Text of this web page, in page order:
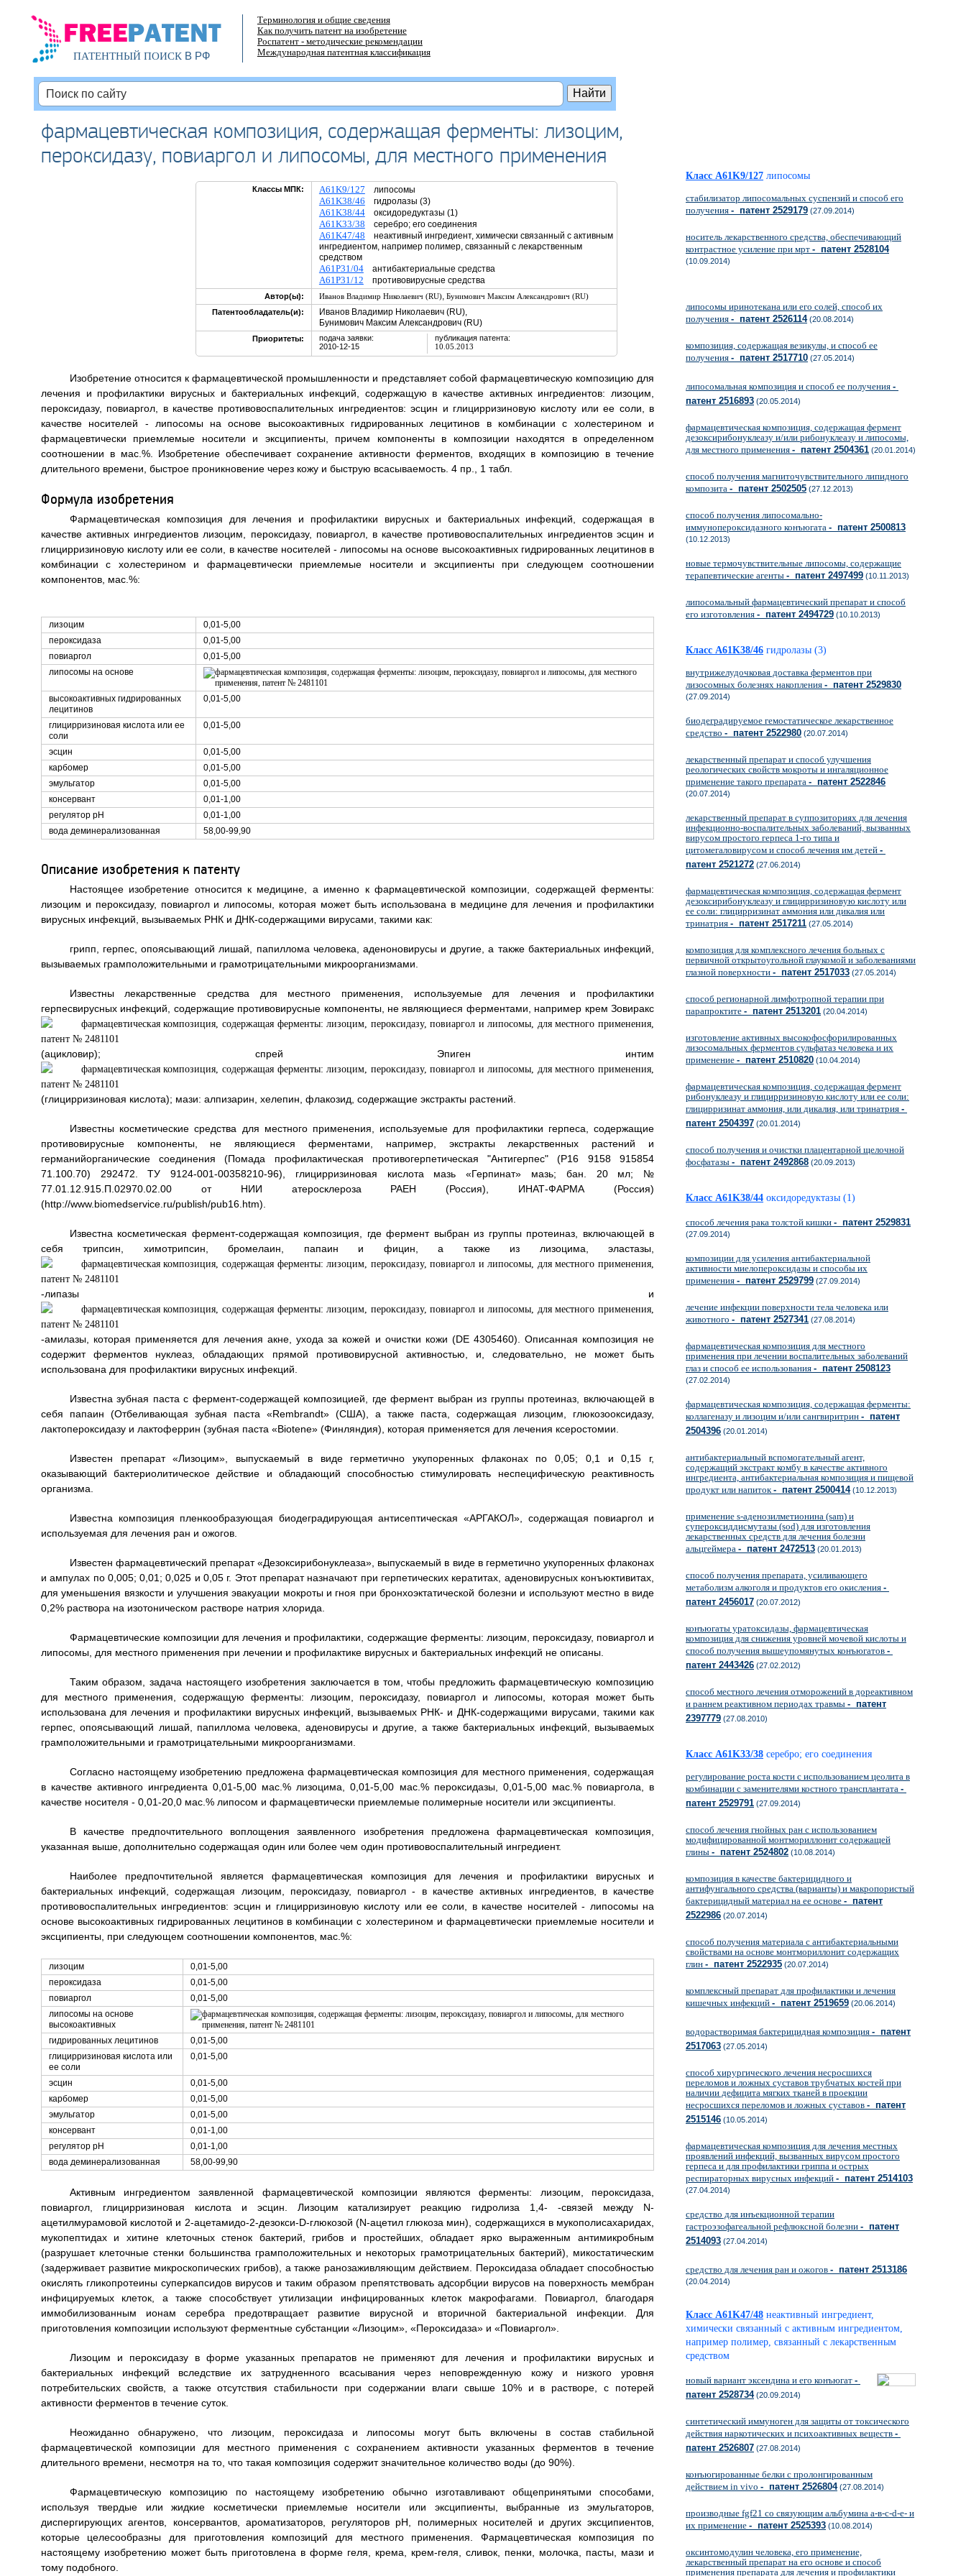
ПАТЕНТНЫЙ ПОИСКВ РФ
Терминология и общие сведения
Как получить патент на изобретение
Роспатент - методические рекомендации
Международная патентная классификация
фармацевтическая композиция, содержащая ферменты: лизоцим,
пероксидазу, повиаргол и липосомы, для местного применения
Классы МПК: A61K9/127 липосомы
A61K38/46 гидролазы (3)
A61K38/44оксидоредуктазы (1)
A61K33/38 серебро; его соединения
A61K47/48 неактивный ингредиент, химически связанный с активным
ингредиентом, например полимер, связанный с лекарственным
средством
A61P31/04антибактериальные средства
A61P31/12 противовирусные средства
Автор(ы): Иванов Владимир Николаевич (RU), Бунимович Максим Александрович (RU)
Патентообладатель(и):
Иванов Владимир Николаевич (RU),
Бунимович Максим Александрович (RU)
Приоритеты:
подача заявки:
2010-12-15
публикация патента:
10.05.2013
Изобретение относится к фармацевтической промышленности и представляет собой фармацевтическую композицию для
лечения и профилактики вирусных и бактериальных инфекций, содержащую в качестве активных ингредиентов: лизоцим,
пероксидазу, повиаргол, в качестве противовоспалительных ингредиентов: эсцин и глицирризиновую кислоту или ее соли, в
качестве носителей - липосомы на основе высокоактивных гидрированных лецитинов в комбинации с холестерином и
фармацевтически приемлемые носители и эксципиенты, причем компоненты в композиции находятся в определенном
соотношении в мас.%. Изобретение обеспечивает сохранение активности ферментов, входящих в композицию в течение
длительного времени, быстрое проникновение через кожу и быструю всасываемость. 4 пр., 1 табл.
Формула изобретения
Фармацевтическая композиция для лечения и профилактики вирусных и бактериальных инфекций, содержащая в
качестве активных ингредиентов лизоцим, пероксидазу, повиаргол, в качестве противовоспалительных ингредиентов эсцин и
глицирризиновую кислоту или ее соли, в качестве носителей - липосомы на основе высокоактивных гидрированных лецитинов в
комбинации с холестерином и фармацевтически приемлемые носители и эксципиенты при следующем соотношении
компонентов, мас.%:
лизоцим
0,01-5,00
пероксидаза
0,01-5,00
повиаргол
0,01-5,00
липосомы на основе
высокоактивных гидрированных
лецитинов
0,01-5,00
глицирризиновая кислота или ее
соли
0,01-5,00
эсцин
0,01-5,00
карбомер
0,01-5,00
эмульгатор
0,01-5,00
консервант
0,01-1,00
регулятор рН
0,01-1,00
вода деминерализованная
58,00-99,90
Описание изобретения к патенту
Настоящее изобретение относится к медицине, а именно к фармацевтической композиции, содержащей ферменты:
лизоцим и пероксидазу, повиаргол и липосомы, которая может быть использована в медицине для лечения и профилактики
вирусных инфекций, вызываемых РНК и ДНК-содержащими вирусами, такими как:
грипп, герпес, опоясывающий лишай, папиллома человека, аденоновирусы и другие, а также бактериальных инфекций,
вызываемых грамположительными и грамотрицательными микроорганизмами.
Известны лекарственные средства для местного применения, используемые для лечения и профилактики
герпесвирусных инфекций, содержащие противовирусные компоненты, не являющиеся ферментами, например крем Зовиракс
(ацикловир); спрей Эпиген интим
(глицирризиновая кислота); мази: алпизарин, хелепин, флакозид, содержащие экстракты растений.
Известны косметические средства для местного применения, используемые для профилактики герпеса, содержащие
противовирусные компоненты, не являющиеся ферментами, например, экстракты лекарственных растений и
германийорганические соединения (Помада профилактическая противогерпетическая "Антигерпес" (Р16 9158 915854
71.100.70) 292472. ТУ 9124-001-00358210-96), глицирризиновая кислота мазь «Герпинат» мазь; бан. 20 мл; №
77.01.12.915.П.02970.02.00 от НИИ атеросклероза РАЕН (Россия), ИНАТ-ФАРМА (Россия)
(http://www.biomedservice.ru/publish/pub16.htm).
Известна косметическая фермент-содержащая композиция, где фермент выбран из группы протеиназ, включающей в
себя трипсин, химотрипсин, бромелаин, папаин и фицин, а также из лизоцима, эластазы,
-липазы и
-амилазы, которая применяется для лечения акне, ухода за кожей и очистки кожи (DE 4305460). Описанная композиция не
содержит ферментов нуклеаз, обладающих прямой противовирусной активностью, и, следовательно, не может быть
использована для профилактики вирусных инфекций.
Известна зубная паста с фермент-содержащей композицией, где фермент выбран из группы протеиназ, включающей в
себя папаин (Отбеливающая зубная паста «Rembrandt» (США), а также паста, содержащая лизоцим, глюкозооксидазу,
лактопероксидазу и лактоферрин (зубная паста «Biotene» (Финляндия), которая применяется для лечения ксеростомии.
Известен препарат «Лизоцим», выпускаемый в виде герметично укупоренных флаконах по 0,05; 0,1 и 0,15 г,
оказывающий бактериолитическое действие и обладающий способностью стимулировать неспецифическую реактивность
организма.
Известна композиция пленкообразующая биодеградирующая антисептическая «АРГАКОЛ», содержащая повиаргол и
используемая для лечения ран и ожогов.
Известен фармацевтический препарат «Дезоксирибонуклеаза», выпускаемый в виде в герметично укупоренных флаконах
и ампулах по 0,005; 0,01; 0,025 и 0,05 г. Этот препарат назначают при герпетических кератитах, аденовирусных конъюктивитах,
для уменьшения вязкости и улучшения эвакуации мокроты и гноя при бронхоэктатической болезни и используют местно в виде
0,2% раствора на изотоническом растворе натрия хлорида.
Фармацевтические композиции для лечения и профилактики, содержащие ферменты: лизоцим, пероксидазу, повиаргол и
липосомы, для местного применения при лечении и профилактике вирусных и бактериальных инфекций не описаны.
Таким образом, задача настоящего изобретения заключается в том, чтобы предложить фармацевтическую композицию
для местного применения, содержащую ферменты: лизоцим, пероксидазу, повиаргол и липосомы, которая может быть
использована для лечения и профилактики вирусных инфекций, вызываемых РНК- и ДНК-содержащими вирусами, такими как
герпес, опоясывающий лишай, папиллома человека, аденовирусы и другие, а также бактериальных инфекций, вызываемых
грамположительными и грамотрицательными микроорганизмами.
Согласно настоящему изобретению предложена фармацевтическая композиция для местного применения, содержащая
в качестве активного ингредиента 0,01-5,00 мас.% лизоцима, 0,01-5,00 мас.% пероксидазы, 0,01-5,00 мас.% повиаргола, в
качестве носителя - 0,01-20,0 мас.% липосом и фармацевтически приемлемые полимерные носители или эксципиенты.
В качестве предпочтительного воплощения заявленного изобретения предложена фармацевтическая композиция,
указанная выше, дополнительно содержащая один или более чем один противовоспалительный ингредиент.
Наиболее предпочтительной является фармацевтическая композиция для лечения и профилактики вирусных и
бактериальных инфекций, содержащая лизоцим, пероксидазу, повиаргол - в качестве активных ингредиентов, в качестве
противовоспалительных ингредиентов: эсцин и глицирризиновую кислоту или ее соли, в качестве носителей - липосомы на
основе высокоактивных гидрированных лецитинов в комбинации с холестерином и фармацевтически приемлемые носители и
эксципиенты, при следующем соотношении компонентов, мас.%:
лизоцим
0,01-5,00
пероксидаза
0,01-5,00
повиаргол
0,01-5,00
липосомы на основе
высокоактивных
гидрированных лецитинов
0,01-5,00
глицирризиновая кислота или
ее соли
0,01-5,00
эсцин
0,01-5,00
карбомер
0,01-5,00
эмульгатор
0,01-5,00
консервант
0,01-1,00
регулятор рН
0,01-1,00
вода деминерализованная
58,00-99,90
Активным ингредиентом заявленной фармацевтической композиции являются ферменты: лизоцим, пероксидаза,
повиаргол, глицирризиновая кислота и эсцин. Лизоцим катализирует реакцию гидролиза 1,4- -связей между N-
ацетилмурамовой кислотой и 2-ацетамидо-2-дезокси-D-глюкозой (N-ацетил глюкоза мин), содержащихся в мукополисахаридах,
мукопептидах и хитине клеточных стенок бактерий, грибов и простейших, обладает ярко выраженным антимикробным
(разрушает клеточные стенки большинства грамположительных и некоторых грамотрицательных бактерий), микостатическим
(задерживает развитие микроскопических грибов), а также ранозаживляющим действием. Пероксидаза обладает способностью
окислять гликопротеины суперкапсидов вирусов и таким образом препятствовать адсорбции вирусов на поверхность мембран
инфицируемых клеток, а также способствует утилизации инфицированных клеток макрофагами. Повиаргол, благодаря
иммобилизованным ионам серебра предотвращает развитие вирусной и вторичной бактериальной инфекции. Для
приготовления композиции используют ферментные субстанции «Лизоцим», «Пероксидаза» и «Повиаргол».
Лизоцим и пероксидазу в форме указанных препаратов не применяют для лечения и профилактики вирусных и
бактериальных инфекций вследствие их затрудненного всасывания через неповрежденную кожу и низкого уровня
потребительских свойств, а также отсутствия стабильности при содержании влаги свыше 10% и в растворе, с потерей
активности ферментов в течение суток.
Неожиданно обнаружено, что лизоцим, пероксидаза и липосомы могут быть включены в состав стабильной
фармацевтической композиции для местного применения с сохранением активности указанных ферментов в течение
длительного времени, несмотря на то, что такая композиция содержит значительное количество воды (до 90%).
Фармацевтическую композицию по настоящему изобретению обычно изготавливают общепринятыми способами,
используя твердые или жидкие косметически приемлемые носители или эксципиенты, выбранные из эмульгаторов,
диспергирующих агентов, консервантов, ароматизаторов, регуляторов рН, полимерных носителей и других эксципиентов,
которые целесообразны для приготовления композиций для местного применения. Фармацевтическая композиция по
настоящему изобретению может быть приготовлена в форме геля, крема, крем-геля, сливок, пенки, молочка, пасты, мази и
тому подобного.
Класс A61K9/127 липосомы
стабилизатор липосомальных суспензий и способ его
получения - патент 2529179 (27.09.2014)
носитель лекарственного средства, обеспечивающий
контрастное усиление при мрт - патент 2528104
(10.09.2014)
липосомы иринотекана или его солей, способ их
получения - патент 2526114(20.08.2014)
композиция, содержащая везикулы, и способ ее
получения - патент 2517710 (27.05.2014)
липосомальная композиция и способ ее получения -
патент 2516893 (20.05.2014)
фармацевтическая композиция, содержащая фермент
дезоксирибонуклеазу и/или рибонуклеазу и липосомы,
для местного применения - патент 2504361 (20.01.2014)
способ получения магниточувствительного липидного
композита - патент 2502505 (27.12.2013)
способ получения липосомально-
иммунопероксидазного конъюгата - патент 2500813
(10.12.2013)
новые термочувствительные липосомы, содержащие
терапевтические агенты - патент 2497499 (10.11.2013)
липосомальный фармацевтический препарат и способ
его изготовления - патент 2494729 (10.10.2013)
Класс A61K38/46 гидролазы (3)
внутрижелудочковая доставка ферментов при
лизосомных болезнях накопления - патент 2529830
(27.09.2014)
биодеградируемое гемостатическое лекарственное
средство - патент 2522980 (20.07.2014)
лекарственный препарат и способ улучшения
реологических свойств мокроты и ингаляционное
применение такого препарата - патент 2522846
(20.07.2014)
лекарственный препарат в суппозиториях для лечения
инфекционно-воспалительных заболеваний, вызванных
вирусом простого герпеса 1-го типа и
цитомегаловирусом и способ лечения им детей -
патент 2521272 (27.06.2014)
фармацевтическая композиция, содержащая фермент
дезоксирибонуклеазу и глицирризиновую кислоту или
ее соли: глицирризинат аммония или дикалия или
тринатрия - патент 2517211 (27.05.2014)
композиция для комплексного лечения больных с
первичной открытоугольной глаукомой и заболеваниями
глазной поверхности - патент 2517033 (27.05.2014)
способ регионарной лимфотропной терапии при
парапроктите - патент 2513201 (20.04.2014)
изготовление активных высокофосфорилированных
лизосомальных ферментов сульфатаз человека и их
применение - патент 2510820 (10.04.2014)
фармацевтическая композиция, содержащая фермент
рибонуклеазу и глицирризиновую кислоту или ее соли:
глицирризинат аммония, или дикалия, или тринатрия -
патент 2504397 (20.01.2014)
способ получения и очистки плацентарной щелочной
фосфатазы - патент 2492868 (20.09.2013)
Класс A61K38/44 оксидоредуктазы (1)
способ лечения рака толстой кишки - патент 2529831
(27.09.2014)
композиции для усиления антибактериальной
активности миелопероксидазы и способы их
применения - патент 2529799 (27.09.2014)
лечение инфекции поверхности тела человека или
животного - патент 2527341 (27.08.2014)
фармацевтическая композиция для местного
применения при лечении воспалительных заболеваний
глаз и способ ее использования - патент 2508123
(27.02.2014)
фармацевтическая композиция, содержащая ферменты:
коллагеназу и лизоцим и/или сангвиритрин - патент
2504396 (20.01.2014)
антибактериальный вспомогательный агент,
содержащий экстракт комбу в качестве активного
ингредиента, антибактериальная композиция и пищевой
продукт или напиток- патент 2500414(10.12.2013)
применение s-аденозилметионина (sam) и
супероксиддисмутазы (sod) для изготовления
лекарственных средств для лечения болезни
альцгеймера - патент 2472513 (20.01.2013)
способ получения препарата, усиливающего
метаболизм алкоголя и продуктов его окисления -
патент 2456017 (20.07.2012)
конъюгаты уратоксидазы, фармацевтическая
композиция для снижения уровней мочевой кислоты и
способ получения вышеупомянутых конъюгатов -
патент 2443426 (27.02.2012)
способ местного лечения отморожений в дореактивном
и раннем реактивном периодах травмы - патент
2397779 (27.08.2010)
Класс A61K33/38 серебро; его соединения
регулирование роста кости с использованием цеолита в
комбинации с заменителями костного трансплантата -
патент 2529791 (27.09.2014)
способ лечения гнойных ран с использованием
модифицированной монтмориллонит содержащей
глины - патент 2524802 (10.08.2014)
композиция в качестве бактерицидного и
антифунгального средства (варианты) и макропористый
бактерицидный материал на ее основе - патент
2522986 (20.07.2014)
способ получения материала с антибактериальными
свойствами на основе монтмориллонит содержащих
глин - патент 2522935 (20.07.2014)
комплексный препарат для профилактики и лечения
кишечных инфекций - патент 2519659 (20.06.2014)
водорастворимая бактерицидная композиция - патент
2517063 (27.05.2014)
способ хирургического лечения несросшихся
переломов и ложных суставов трубчатых костей при
наличии дефицита мягких тканей в проекции
несросшихся переломов и ложных суставов - патент
2515146 (10.05.2014)
фармацевтическая композиция для лечения местных
проявлений инфекций, вызванных вирусом простого
герпеса и для профилактики гриппа и острых
респираторных вирусных инфекций - патент 2514103
(27.04.2014)
средство для инъекционной терапии
гастроэзофагеальной рефлюксной болезни - патент
2514093 (27.04.2014)
средство для лечения ран и ожогов - патент 2513186
(20.04.2014)
Класс A61K47/48 неактивный ингредиент,
химически связанный с активным ингредиентом,
например полимер, связанный с лекарственным
средством
новый вариант эксендина и его конъюгат -
патент 2528734(20.09.2014)
синтетический иммуноген для защиты от токсического
действия наркотических и психоактивных веществ -
патент 2526807 (27.08.2014)
конъюгированные белки с пролонгированным
действием in vivo - патент 2526804(27.08.2014)
производные fgf21 со связующим альбумина а-в-с-d-e- и
их применение - патент 2525393 (10.08.2014)
оксинтомодулин человека, его применение,
лекарственный препарат на его основе и способ
применения препарата для лечения и профилактики